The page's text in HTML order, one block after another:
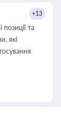
+13
та
які